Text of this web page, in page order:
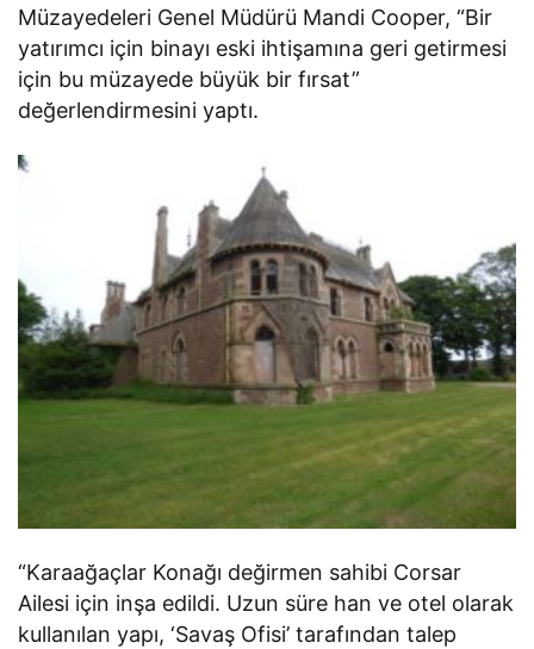
Müzayedeleri Genel Müdürü Mandi Cooper, “Bir
yatırımcı için binayı eski ihtişamına geri getirmesi
için bu müzayede büyük bir fırsat”
değerlendirmesini yaptı.
“Karaağaçlar Konağı değirmen sahibi Corsar
Ailesi için inşa edildi. Uzun süre han ve otel olarak
kullanılan yapı, ‘Savaş Ofisi’ tarafından talep